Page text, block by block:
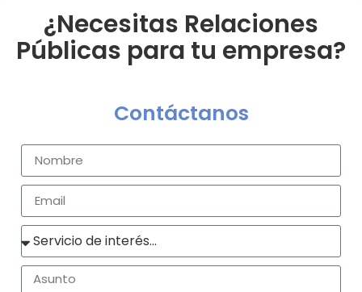
¿Necesitas Relaciones
Públicas para tu empresa?
Contáctanos